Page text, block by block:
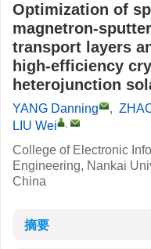
Optimization of
magnetron-
transport layers
high-efficiency
heterojunction
YANG Danning ,
LIU Wei
,
College of Electronic
Engineering, Nankai
China
摘要